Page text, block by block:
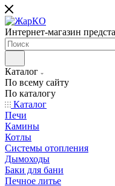
Интернет-магазин
Каталог
По всему сайту
По каталогу
Каталог
Печи
Камины
Котлы
Системы отопления
Дымоходы
Баки для бани
Печное литье